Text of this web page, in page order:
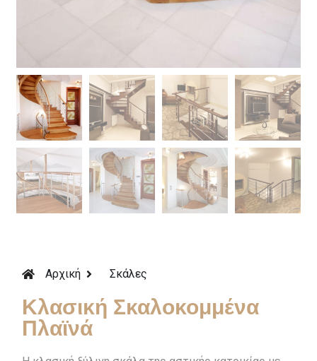
Αρχική Σκάλες
Κλασική Σκαλοκομμένα
Πλαϊνά